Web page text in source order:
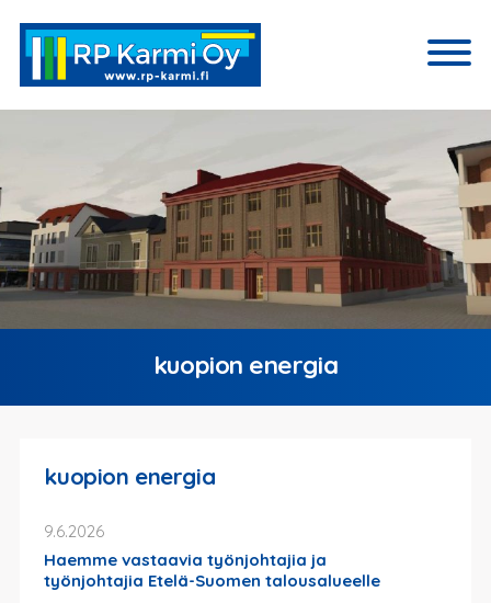
kuopion energia
kuopion energia
9.6.2026
Haemme vastaavia työnjohtajia ja
työnjohtajia Etelä-Suomen talousalueelle